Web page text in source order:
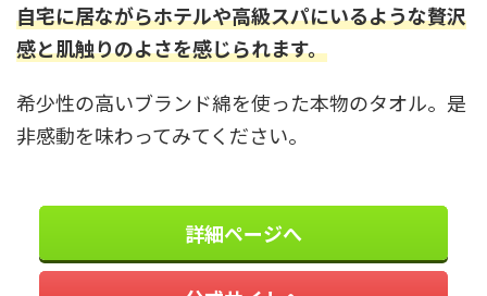
自宅に居ながらホテルや高級スパにいるような贅沢
感と肌触りのよさを感じられます。
希少性の高いブランド綿を使った本物のタオル。是
非感動を味わってみてください。
詳細ページへ